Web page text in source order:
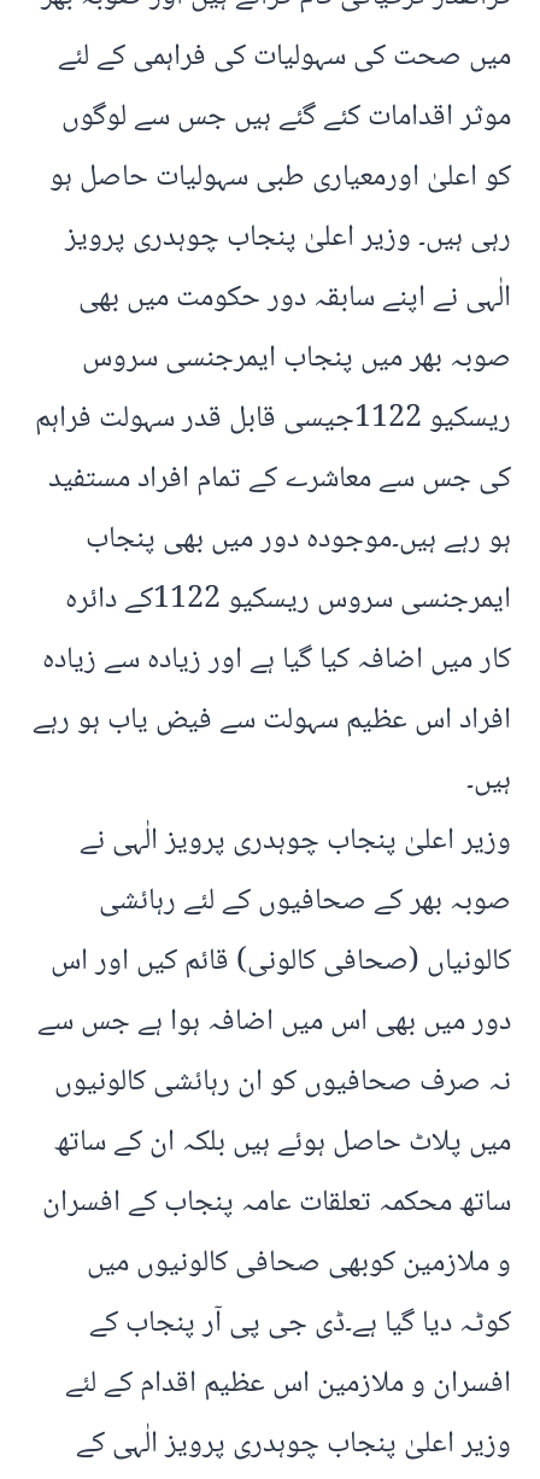
میں صحت کی سہولیات کی فراہمی کے لئے
موثر اقدامات کئے گئے ہیں جس سے لوگوں
کو اعلیٰ اورمعیاری طبی سہولیات حاصل ہو
رہی ہیں۔ وزیر اعلیٰ پنجاب چوہدری پرویز
الٰہی نے اپنے سابقہ دور حکومت میں بھی
صوبہ بھر میں پنجاب ایمرجنسی سروس
ریسکیو 1122جیسی قابل قدر سہولت فراہم
کی جس سے معاشرے کے تمام افراد مستفید
ہو رہے ہیں۔موجودہ دور میں بھی پنجاب
ایمرجنسی سروس ریسکیو 1122کے دائرہ
کار میں اضافہ کیا گیا ہے اور زیادہ سے زیادہ
افراد اس عظیم سہولت سے فیض یاب ہو رہے
ہیں۔
وزیر اعلیٰ پنجاب چوہدری پرویز الٰہی نے
صوبہ بھر کے صحافیوں کے لئے رہائشی
کالونیاں (صحافی کالونی) قائم کیں اور اس
دور میں بھی اس میں اضافہ ہوا ہے جس سے
نہ صرف صحافیوں کو ان رہائشی کالونیوں
میں پلاٹ حاصل ہوئے ہیں بلکہ ان کے ساتھ
ساتھ محکمہ تعلقات عامہ پنجاب کے افسران
و ملازمین کوبھی صحافی کالونیوں میں
کوٹہ دیا گیا ہے۔ڈی جی پی آر پنجاب کے
افسران و ملازمین اس عظیم اقدام کے لئے
وزیر اعلیٰ پنجاب چوہدری پرویز الٰہی کے